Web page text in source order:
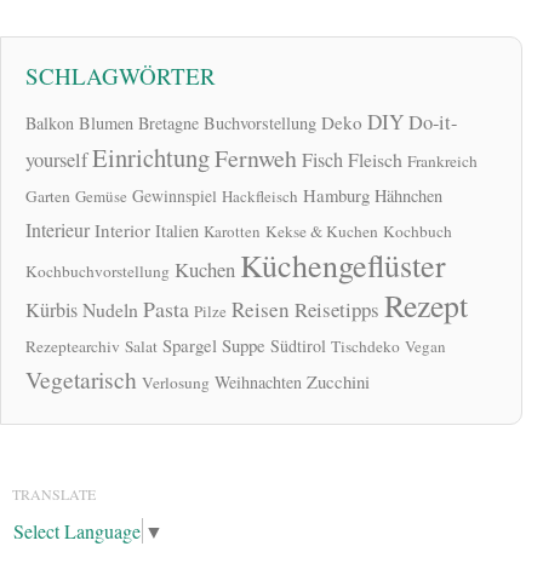
SCHLAGWÖRTER
Balkon Blumen Bretagne Buchvorstellung Deko DIYDo-it-
yourselfEinrichtungFernwehFischFleisch Frankreich
Garten Gemüse Gewinnspiel Hackfleisch Hamburg Hähnchen
Interieur Interior Italien Karotten Kekse & Kuchen Kochbuch
Kochbuchvorstellung Kuchen Küchengeflüster
KürbisNudeln Pasta Pilze Reisen Reisetipps Rezept
Rezeptearchiv Salat Spargel Suppe Südtirol Tischdeko Vegan
Vegetarisch Verlosung Weihnachten Zucchini
TRANSLATE
Select Language ▼